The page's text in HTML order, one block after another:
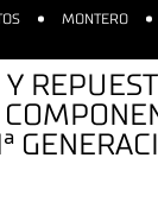
MONTERO